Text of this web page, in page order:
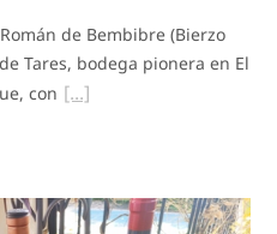
de Bembibre (Bierzo
Tares, bodega pionera en El
con